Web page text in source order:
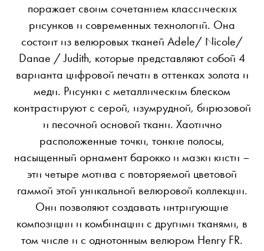
поражает своим сочетанием классических
рисунков и современных технологий. Она
состоит из велюровых тканей Adele/ Nicole/
Danae / Judith, которые представляют собой 4
варианта цифровой печати в оттенках золота и
меди. Рисунки с металлическим блеском
контрастируют с серой, изумрудной, бирюзовой
и песочной основой ткани. Хаотично
расположенные точки, тонкие полосы,
насыщенный орнамент барокко и мазки кисти –
эти четыре мотива с повторяемой цветовой
гаммой этой уникальной велюровой коллекции.
Они позволяют создавать интригующие
композиции и комбинации с другими тканями, в
том числе и с однотонным велюром Henry FR.